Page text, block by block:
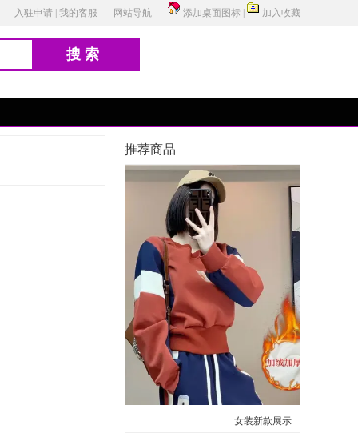
入驻申请 我的客服 网站导航 添加桌面图标 加入收藏
搜索
推荐商品
女装新款展示